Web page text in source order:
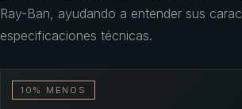
Ray-Ban, ayudando a entender sus
especificaciones técnicas.
10% MENOS